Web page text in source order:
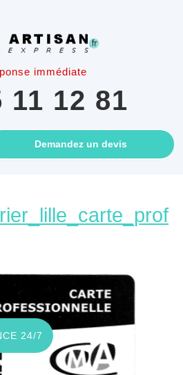
immédiate
11 12 81
Demandez un devis
AN
24/7